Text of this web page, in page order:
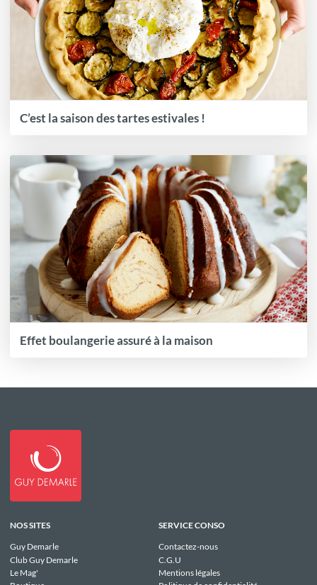
C’est la saison des tartes estivales !
Effet boulangerie assuré à la maison
NOS SITES
Guy Demarle
Club Guy Demarle
Le Mag'
SERVICE CONSO
Contactez-nous
C.G.U
Mentions légales